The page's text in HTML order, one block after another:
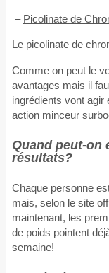
– Picolinate de
Le picolinate de
Comme on peut le
avantages mais il
ingrédients vont
action minceur
Quand peut-on
résultats?
Chaque personne
mais, selon le site
maintenant, les
de poids pointent
semaine!